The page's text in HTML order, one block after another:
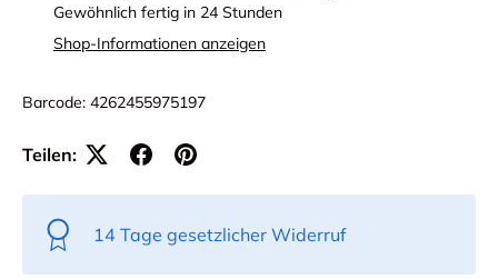
Gewöhnlich fertig in 24 Stunden
Shop-Informationen anzeigen
Barcode: 4262455975197
Teilen:
14 Tage gesetzlicher Widerruf